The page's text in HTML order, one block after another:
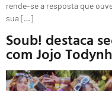
rende-se a resposta que
sua […]
Soub! destaca
com Jojo